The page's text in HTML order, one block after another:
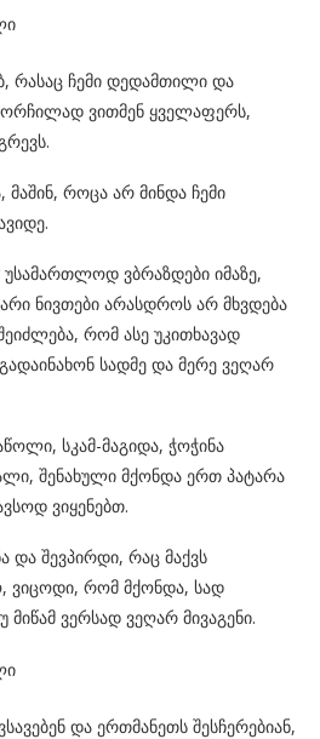
რასაც ჩემი დედამთილი და
ვითმენ ყველაფერს,
მაშინ, როცა არ მინდა ჩემი
ვბრაზდები იმაზე,
ნივთები არასდროს არ მხვდება
რომ ასე უკითხავად
სადმე და მერე ვეღარ
სკამ-მაგიდა, ჭოჭინა
შენახული მქონდა ერთ პატარა
ვიყენებთ.
და შევპირდი, რაც მაქვს
ვიცოდი, რომ მქონდა, სად
მიწამ ვერსად ვეღარ მივაგენი.
და ერთმანეთს შესჩერებიან,